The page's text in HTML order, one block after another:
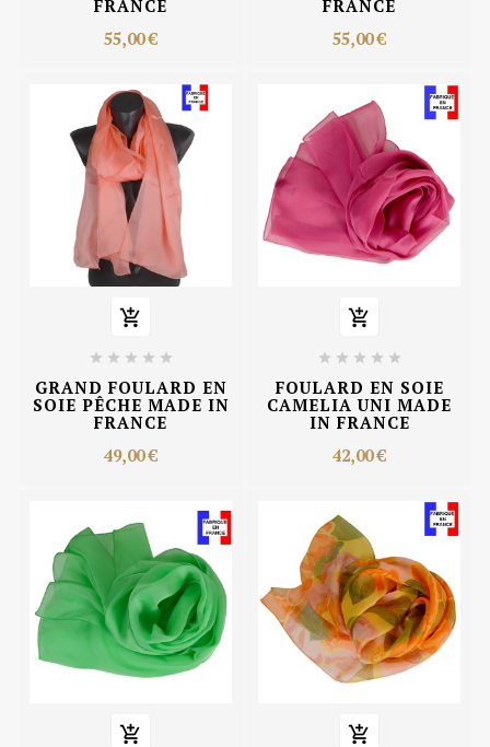
FRANCE
55,00 €
FRANCE
55,00 €

    
GRAND FOULARD EN
SOIE PÊCHE MADE IN
FRANCE
49,00 €

    
FOULARD EN SOIE
CAMELIA UNI MADE
IN FRANCE
42,00 €
 